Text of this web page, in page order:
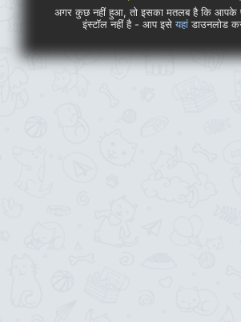
अगर कुछ नहीं हुआ, तो इसका मतलब है कि आपके
इंस्टॉल नहीं है - आप इसेयहांडाउनलोड